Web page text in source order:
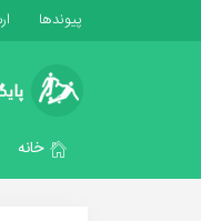
پیوندها
خانه